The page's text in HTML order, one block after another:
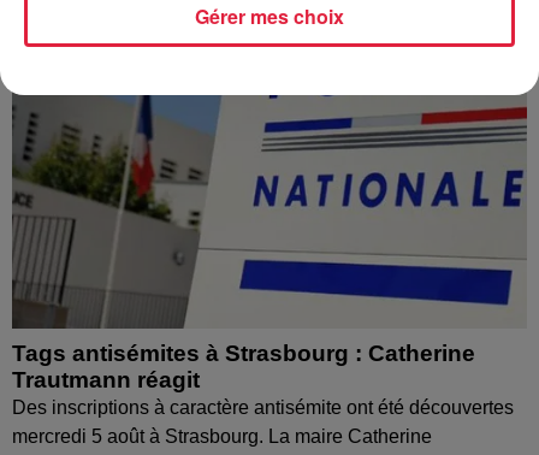
Tags antisémites à Strasbourg : Catherine
Trautmann réagit
Des inscriptions à caractère antisémite ont été découvertes
mercredi 5 août à Strasbourg. La maire Catherine
Gérer mes choix